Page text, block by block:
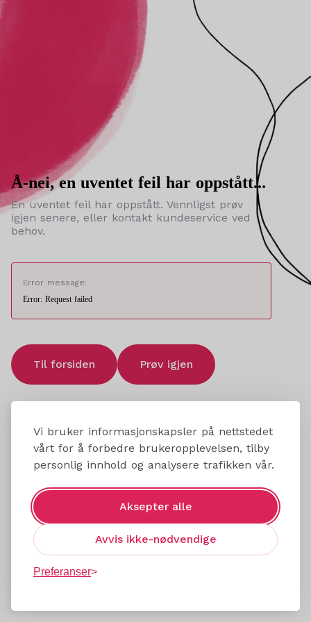
Vi bruker informasjonskapsler på nettstedet
vårt for å forbedre brukeropplevelsen, tilby
personlig innhold og analysere trafikken vår.
Aksepter alle
Avvis ikke-nødvendige
Preferanser
Å-nei, en uventet feil har oppstått...
En uventet feil har oppstått. Vennligst prøv
igjen senere, eller kontakt kundeservice ved
behov.
Error message:
Error: Request failed
Til forsiden Prøv igjen